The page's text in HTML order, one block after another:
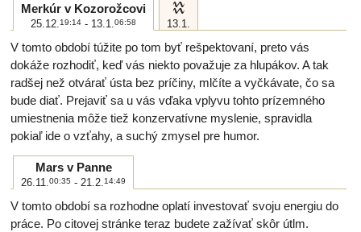
Merkúr v Kozorožcovi
25.12.19:14 - 13.1.06:58
k
13.1.
V tomto období túžite po tom byť rešpektovaní, preto vás
dokáže rozhodiť, keď vás niekto považuje za hlupákov. A tak
radšej než otvárať ústa bez príčiny, mlčíte a vyčkávate, čo sa
bude diať. Prejaviť sa u vás vďaka vplyvu tohto prízemného
umiestnenia môže tiež konzervatívne myslenie, spravidla
pokiaľ ide o vzťahy, a suchý zmysel pre humor.
Mars v Panne
26.11.00:35 - 21.2.14:49
V tomto období sa rozhodne oplatí investovať svoju energiu do
práce. Po citovej stránke teraz budete zažívať skôr útlm.